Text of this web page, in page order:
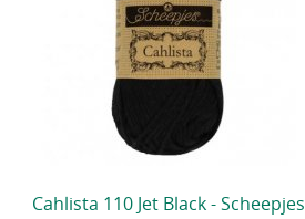
Cahlista 110 Jet Black - Scheepjes